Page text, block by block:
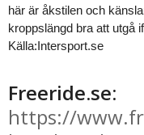
här är åkstilen och
kroppslängd bra att utgå
Källa:Intersport.se
Freeride.se:
https://